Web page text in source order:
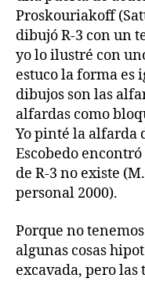
Proskouriakoff
dibujó R-3 con un
yo lo ilustré con
estuco la forma es
dibujos son las
alfardas como
Yo pinté la alfarda
Escobedo
de R-3 no existe
personal 2000).
Porque no
algunas cosas
excavada, pero